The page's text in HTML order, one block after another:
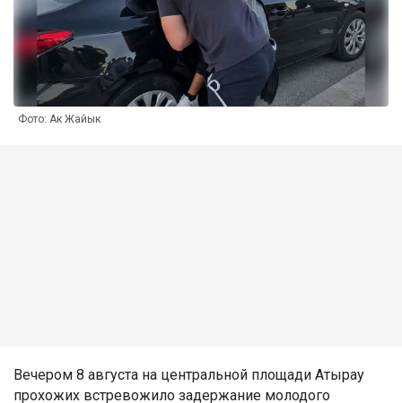
Фото: Ак Жайык
Вечером 8 августа на центральной площади Атырау
прохожих встревожило задержание молодого